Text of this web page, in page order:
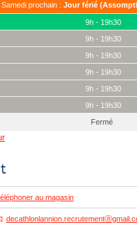
Samedi prochain : Jour férié
9h - 19h30
9h - 19h30
9h - 19h30
9h - 19h30
9h - 19h30
9h - 19h30
Fermé
au magasin